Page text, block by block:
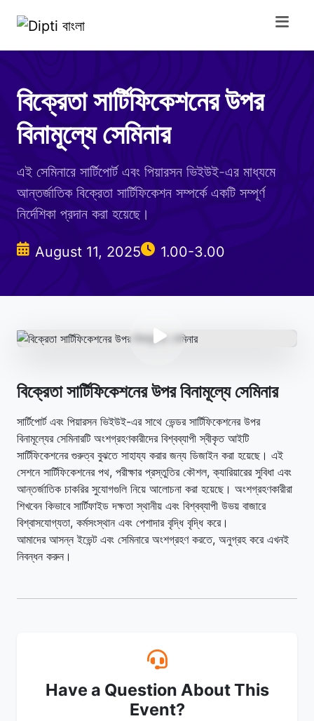
বিক্রেতা সার্টিফিকেশনের উপর
বিনামূল্যে সেমিনার
এই সেমিনারে সার্টিপোর্ট এবং পিয়ারসন ভিইউই-এর মাধ্যমে
আন্তর্জাতিক বিক্রেতা সার্টিফিকেশন সম্পর্কে একটি সম্পূর্ণ
নির্দেশিকা প্রদান করা হয়েছে।
August 11, 2025 1.00-3.00
বিক্রেতা সার্টিফিকেশনের উপর বিনামূল্যে সেমিনার
সার্টিপোর্ট এবং পিয়ারসন ভিইউই-এর সাথে ভেন্ডর সার্টিফিকেশনের উপর
বিনামূল্যের সেমিনারটি অংশগ্রহণকারীদের বিশ্বব্যাপী স্বীকৃত আইটি
সার্টিফিকেশনের গুরুত্ব বুঝতে সাহায্য করার জন্য ডিজাইন করা হয়েছে। এই
সেশনে সার্টিফিকেশনের পথ, পরীক্ষার প্রস্তুতির কৌশল, ক্যারিয়ারের সুবিধা এবং
আন্তর্জাতিক চাকরির সুযোগগুলি নিয়ে আলোচনা করা হয়েছে। অংশগ্রহণকারীরা
শিখবেন কিভাবে সার্টিফাইড দক্ষতা স্থানীয় এবং বিশ্বব্যাপী উভয় বাজারে
বিশ্বাসযোগ্যতা, কর্মসংস্থান এবং পেশাদার বৃদ্ধি বৃদ্ধি করে।
আমাদের আসন্ন ইভেন্ট এবং সেমিনারে অংশগ্রহণ করতে, অনুগ্রহ করে এখনই
নিবন্ধন করুন।
Have a Question About This
Event?